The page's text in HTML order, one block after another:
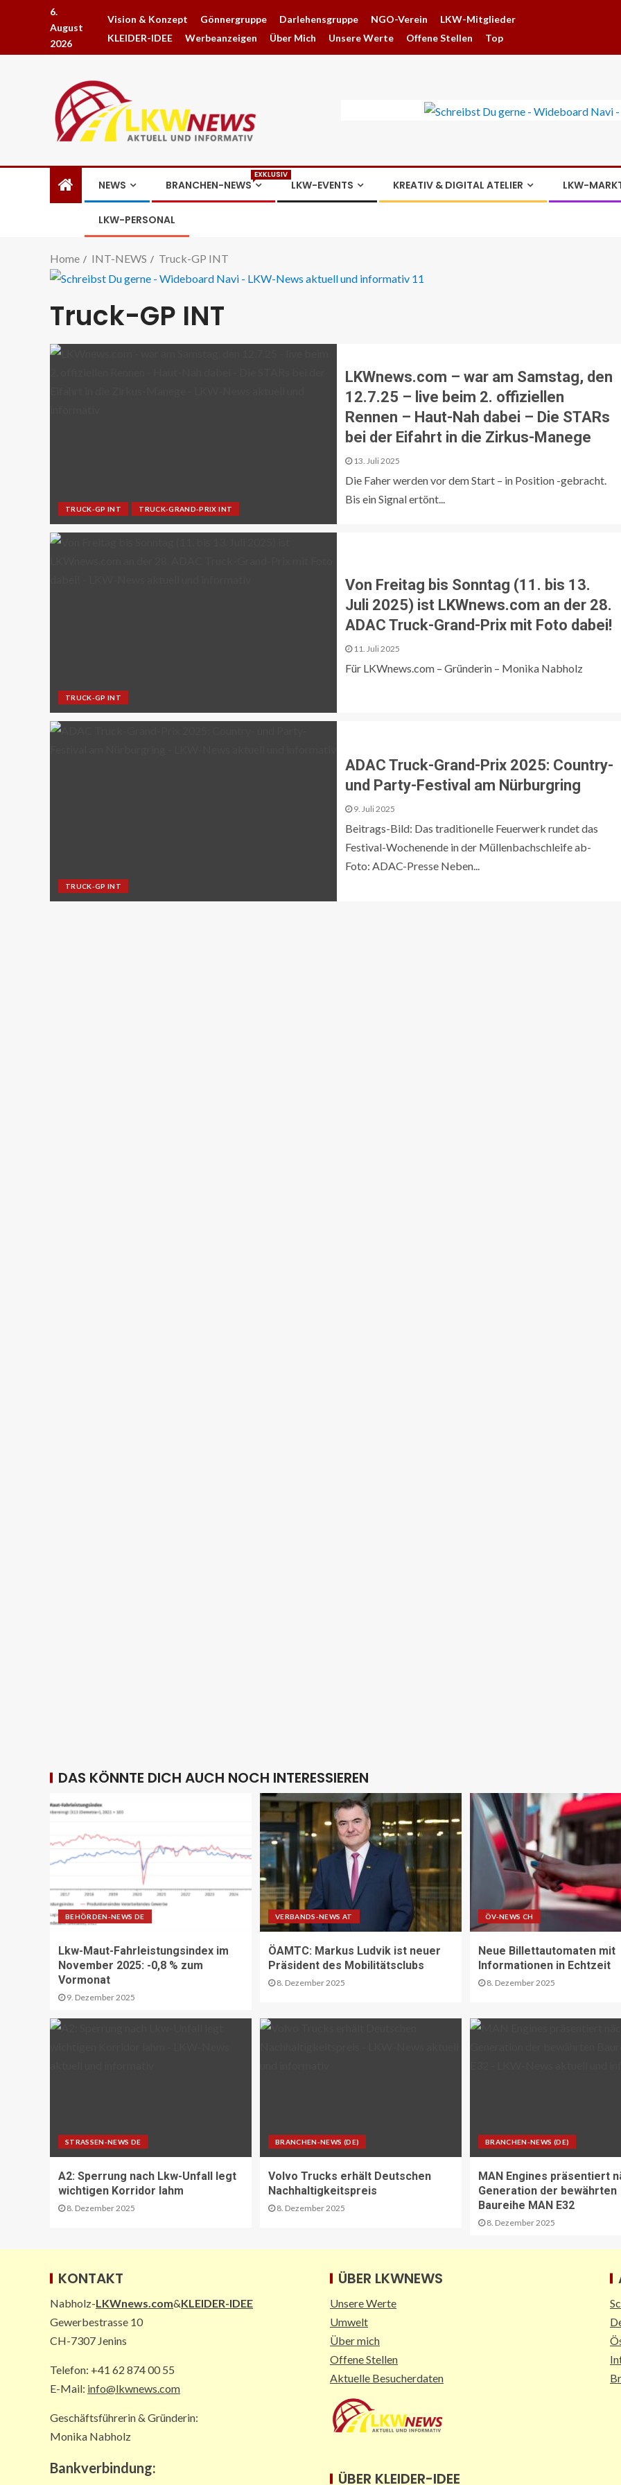
6.
August
2026
Vision & Konzept Gönnergruppe Darlehensgruppe NGO-Verein
LKW-Mitglieder
KLEIDER-IDEE
Werbeanzeigen Über Mich Unsere Werte Offene Stellen Top
NEWS BRANCHEN-NEWS
EXKLUSIV
LKW-EVENTS KREATIV & DIGITAL ATELIER LKW-
LKW-PERSONAL
Home INT-NEWS Truck-GP INT
Truck-GP INT
TRUCK-GP INT TRUCK-GRAND-PRIX INT
LKWnews.com – war am Samstag, den
12.7.25 – live beim 2. offiziellen
Rennen – Haut-Nah dabei – Die STARs
bei der Eifahrt in die Zirkus-Manege
13. Juli 2025
Die Faher werden vor dem Start – in Position -gebracht.
Bis ein Signal ertönt...
TRUCK-GP INT
Von Freitag bis Sonntag (11. bis 13.
Juli 2025) ist LKWnews.com an der 28.
ADAC Truck-Grand-Prix mit Foto dabei!
11. Juli 2025
Für LKWnews.com – Gründerin – Monika Nabholz
TRUCK-GP INT
ADAC Truck-Grand-Prix 2025: Country-
und Party-Festival am Nürburgring
9. Juli 2025
Beitrags-Bild: Das traditionelle Feuerwerk rundet das
Festival-Wochenende in der Müllenbachschleife ab-
Foto: ADAC-Presse Neben...
DAS KÖNNTE DICH AUCH NOCH INTERESSIEREN
BEHÖRDEN-NEWS DE
Lkw-Maut-Fahrleistungsindex im
November 2025: -0,8 % zum
Vormonat
9. Dezember 2025
VERBANDS-NEWS AT
ÖAMTC: Markus Ludvik ist neuer
Präsident des Mobilitätsclubs
8. Dezember 2025
ÖV-NEWS CH
Neue Billettautomaten mit
Informationen in Echtzeit
8. Dezember 2025
STRASSEN-NEWS DE
A2: Sperrung nach Lkw-Unfall legt
wichtigen Korridor lahm
8. Dezember 2025
BRANCHEN-NEWS (DE)
Volvo Trucks erhält Deutschen
Nachhaltigkeitspreis
8. Dezember 2025
BRANCHEN-NEWS (DE)
MAN Engines präsentiert
Generation der bewährten
Baureihe MAN E32
8. Dezember 2025
KONTAKT
Nabholz-LKWnews.com&KLEIDER-IDEE
Gewerbestrasse 10
CH-7307 Jenins
Telefon: +41 62 874 00 55
E-Mail: info@lkwnews.com
Geschäftsführerin & Gründerin:
Monika Nabholz
Bankverbindung:
ÜBER LKWNEWS
Unsere Werte
Umwelt
Über mich
Offene Stellen
Aktuelle Besucherdaten
ÜBER KLEIDER-IDEE